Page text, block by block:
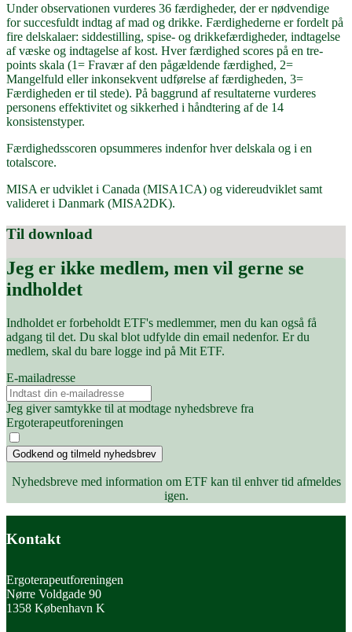
Under observationen vurderes 36 færdigheder, der er nødvendige
for succesfuldt indtag af mad og drikke. Færdighederne er fordelt på
fire delskalaer: siddestilling, spise- og drikkefærdigheder, indtagelse
af væske og indtagelse af kost. Hver færdighed scores på en tre-
points skala (1= Fravær af den pågældende færdighed, 2=
Mangelfuld eller inkonsekvent udførelse af færdigheden, 3=
Færdigheden er til stede). På baggrund af resultaterne vurderes
personens effektivitet og sikkerhed i håndtering af de 14
konsistenstyper.
Færdighedsscoren opsummeres indenfor hver delskala og i en
totalscore.
MISA er udviklet i Canada (MISA1CA) og videreudviklet samt
valideret i Danmark (MISA2DK).
Til download
Jeg er ikke medlem, men vil gerne se
indholdet
Indholdet er forbeholdt ETF's medlemmer, men du kan også få
adgang til det. Du skal blot udfylde din email nedenfor. Er du
medlem, skal du bare logge ind på Mit ETF.
E-mailadresse
Jeg giver samtykke til at modtage nyhedsbreve fra
Ergoterapeutforeningen
Godkend og tilmeld nyhedsbrev
Nyhedsbreve med information om ETF kan til enhver tid afmeldes
igen.
Kontakt
Ergoterapeutforeningen
Nørre Voldgade 90
1358 København K